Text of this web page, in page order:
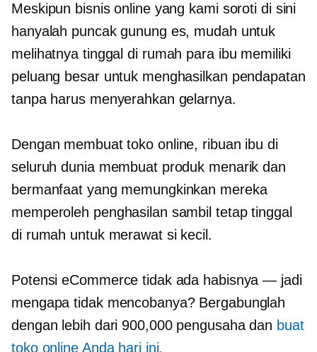
Meskipun bisnis online yang kami soroti di sini
hanyalah puncak gunung es, mudah untuk
melihatnya tinggal di rumah para ibu memiliki
peluang besar untuk menghasilkan pendapatan
tanpa harus menyerahkan gelarnya.
Dengan membuat toko online, ribuan ibu di
seluruh dunia membuat produk menarik dan
bermanfaat yang memungkinkan mereka
memperoleh penghasilan sambil tetap tinggal
di rumah untuk merawat si kecil.
Potensi eCommerce tidak ada habisnya — jadi
mengapa tidak mencobanya? Bergabunglah
dengan lebih dari 900,000 pengusaha dan buat
toko online Anda hari ini.